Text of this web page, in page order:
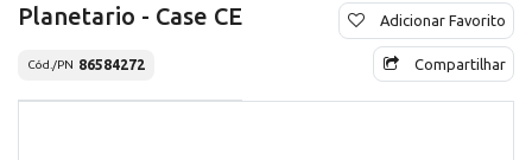
Planetario - Case CE
Cód./PN 86584272
Adicionar Favorito
Compartilhar